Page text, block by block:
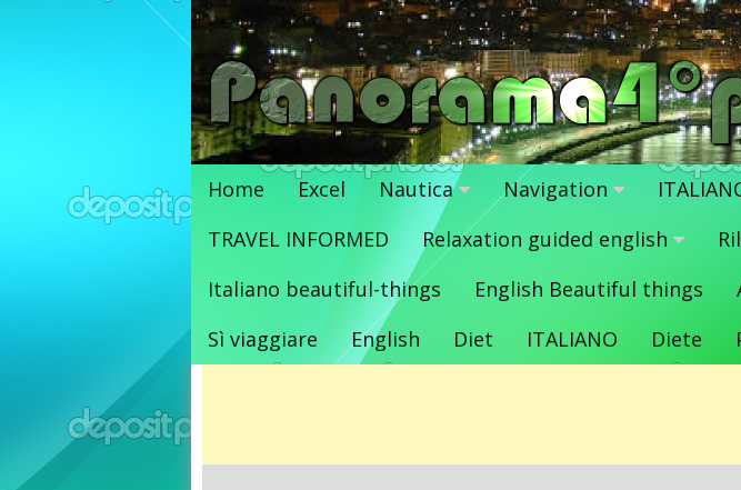
Vai
contenuto
Home Excel Nautica Navigation
TRAVEL INFORMED
Relaxation guided english
Italiano beautiful-things
English Beautiful things
Sì viaggiare
English Diet ITALIANO Diete